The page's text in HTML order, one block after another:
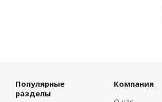
Популярные
разделы
Компания